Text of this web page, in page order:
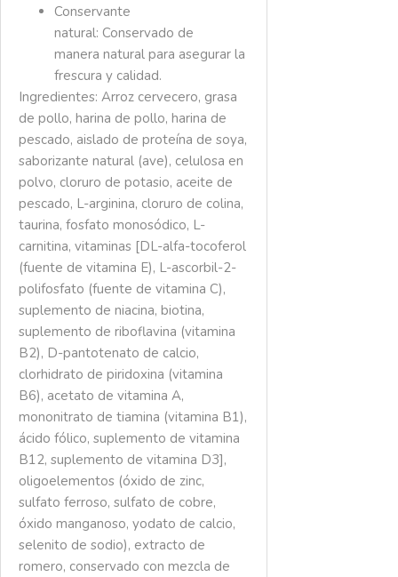
Conservante
natural: Conservado de
manera natural para asegurar la
frescura y calidad.
Ingredientes: Arroz cervecero, grasa
de pollo, harina de pollo, harina de
pescado, aislado de proteína de soya,
saborizante natural (ave), celulosa en
polvo, cloruro de potasio, aceite de
pescado, L-arginina, cloruro de colina,
taurina, fosfato monosódico, L-
carnitina, vitaminas [DL-alfa-tocoferol
(fuente de vitamina E), L-ascorbil-2-
polifosfato (fuente de vitamina C),
suplemento de niacina, biotina,
suplemento de riboflavina (vitamina
B2), D-pantotenato de calcio,
clorhidrato de piridoxina (vitamina
B6), acetato de vitamina A,
mononitrato de tiamina (vitamina B1),
ácido fólico, suplemento de vitamina
B12, suplemento de vitamina D3],
oligoelementos (óxido de zinc,
sulfato ferroso, sulfato de cobre,
óxido manganoso, yodato de calcio,
selenito de sodio), extracto de
romero, conservado con mezcla de